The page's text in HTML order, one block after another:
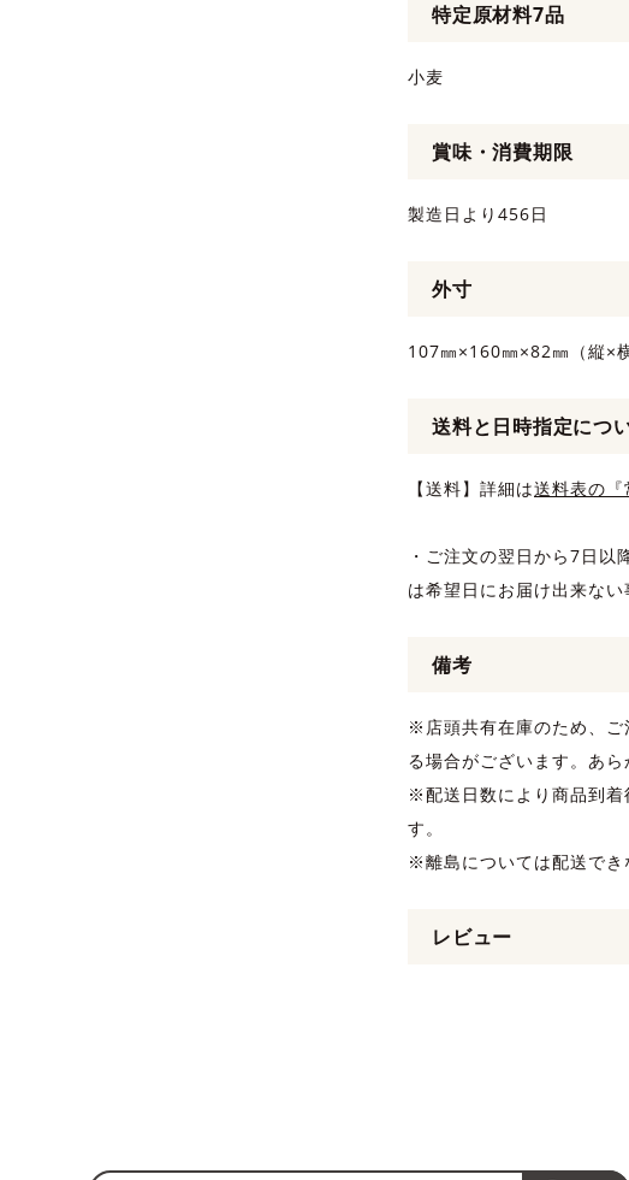
特定原材料7品
小麦
賞味・消費期限
製造日より456日
外寸
107㎜×160㎜×82㎜（縦×
送料と日時指定につ
【送料】詳細は送料表の
・ご注文の翌日から7日
は希望日にお届け出来な
備考
※店頭共有在庫のため、ご
る場合がございます。あ
※配送日数により商品到着
す。
※離島については配送で
レビュー